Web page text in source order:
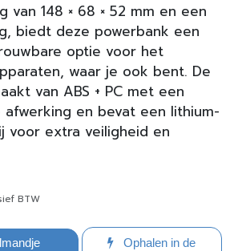
van 148 × 68 × 52 mm en een
biedt deze powerbank een
optie voor het
waar je ook bent. De
van ABS + PC met een
afwerking en bevat een lithium-
voor extra veiligheid en
BTW
Ophalen in de